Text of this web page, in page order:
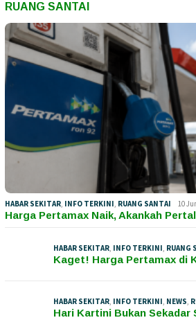
RUANG SANTAI
HABAR SEKITAR, INFO TERKINI, RUANG SANTAI 10
Harga Pertamax Naik, Akankah
HABAR SEKITAR, INFO TERKINI, RUANG
Kaget! Harga Pertamax di
HABAR SEKITAR, INFO TERKINI, NEWS,
Hari Kartini Bukan